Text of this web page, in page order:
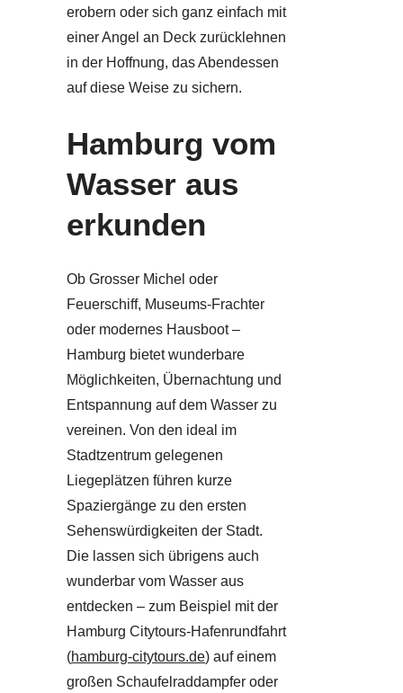
erobern oder sich ganz einfach mit
einer Angel an Deck zurücklehnen
in der Hoffnung, das Abendessen
auf diese Weise zu sichern.
Hamburg vom
Wasser aus
erkunden
Ob Grosser Michel oder
Feuerschiff, Museums-Frachter
oder modernes Hausboot –
Hamburg bietet wunderbare
Möglichkeiten, Übernachtung und
Entspannung auf dem Wasser zu
vereinen. Von den ideal im
Stadtzentrum gelegenen
Liegeplätzen führen kurze
Spaziergänge zu den ersten
Sehenswürdigkeiten der Stadt.
Die lassen sich übrigens auch
wunderbar vom Wasser aus
entdecken – zum Beispiel mit der
Hamburg Citytours-Hafenrundfahrt
(hamburg-citytours.de) auf einem
großen Schaufelraddampfer oder